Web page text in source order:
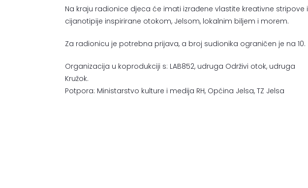
Na kraju radionice djeca će imati izrađene vlastite kreativne stripove i
cijanotipije inspirirane otokom, Jelsom, lokalnim biljem i morem.
Za radionicu je potrebna prijava, a broj sudionika ograničen je na 10.
Organizacija u koprodukciji s: LAB852, udruga Održivi otok, udruga
Kružok.
Potpora: Ministarstvo kulture i medija RH, Općina Jelsa, TZ Jelsa